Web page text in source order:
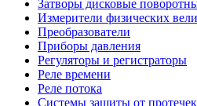
Затворы дисковые
Измерители физических
Преобразователи
Приборы давления
Регуляторы и регистраторы
Реле времени
Реле потока
Системы защиты от